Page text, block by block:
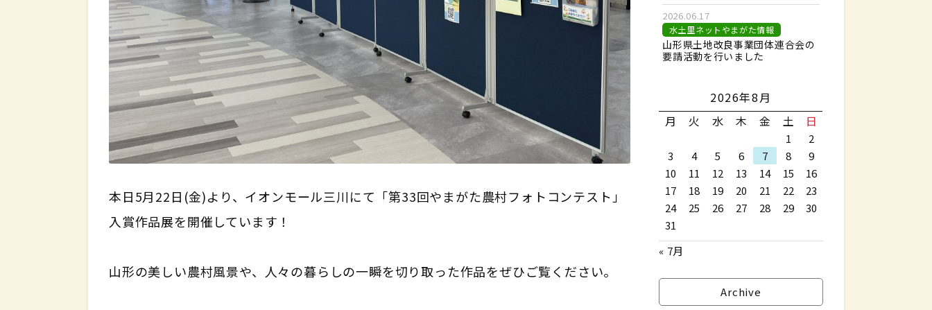
本日5月22日(金)より、イオンモール三川にて「第33回やまがた農村フォトコンテスト」
入賞作品展を開催しています！
山形の美しい農村風景や、人々の暮らしの一瞬を切り取った作品をぜひご覧ください。
2026.06.17
水土里ネットやまがた情報
山形県土地改良事業団体連合会の
要請活動を行いました
2026年8月
月
火 水 木 金 土 日
1
2
3
4 5 6 7 8
9
10
11 12 13 14 15
16
17
18 19 20 21 22
23
24
25 26 27 28 29
30
31
« 7月
Archive